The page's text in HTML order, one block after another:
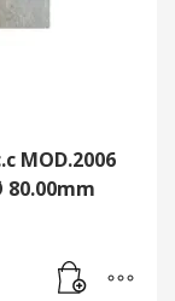
MOD.2006
80.00mm